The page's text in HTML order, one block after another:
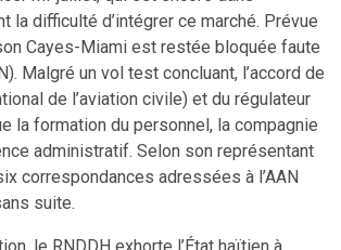
la difficulté d’intégrer ce marché. Prévue
Cayes-Miami est restée bloquée faute
Malgré un vol test concluant, l’accord de
de l’aviation civile) et du régulateur
la formation du personnel, la compagnie
administratif. Selon son représentant
correspondances adressées à l’AAN
suite.